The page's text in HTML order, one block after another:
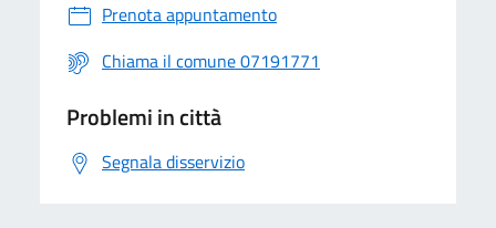
Prenota appuntamento
Chiama il comune 07191771
Problemi in città
Segnala disservizio